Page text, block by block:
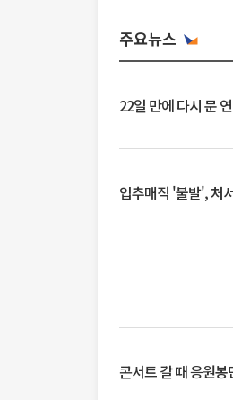
주요뉴스
22일 만에 다시 문
입추매직 '불발', 처
콘서트 갈 때 응원